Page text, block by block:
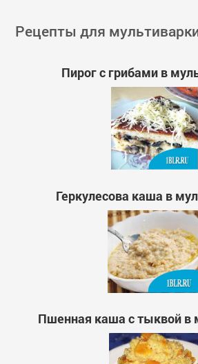
Рецепты для
Пирог с грибами в
Геркулесова каша в
Пшенная каша с тыквой в